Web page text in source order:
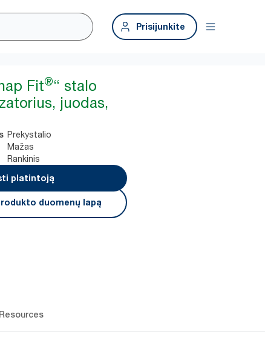
Prisijunkite
Fit®“ stalo
juodas,
Prekystalio
Mažas
Rankinis
platintoją
duomenų lapą